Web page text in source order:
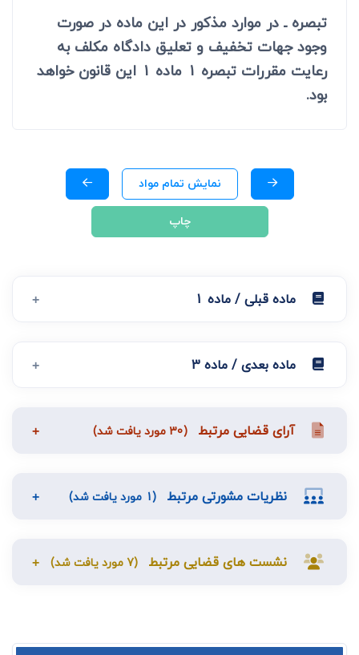
تبصره ـ در موارد مذکور در این ماده در صورت
وجود جهات تخفیف و تعلیق دادگاه مکلف به
رعایت مقررات تبصره 1 ماده 1 این قانون خواهد
بود.
نمایش تمام مواد
چاپ
ماده قبلی / ماده 1
ماده بعدی / ماده 3
آرای قضایی مرتبط (30 مورد یافت شد)
نظریات مشورتی مرتبط (1 مورد یافت شد)
نشست های قضایی مرتبط (7 مورد یافت شد)